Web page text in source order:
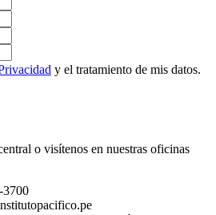
y el tratamiento de mis datos.
o visítenos en nuestras oficinas
3700